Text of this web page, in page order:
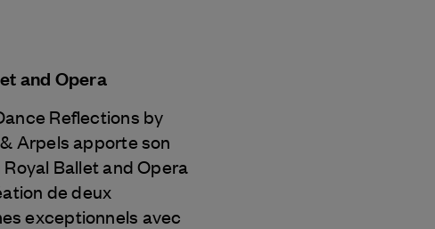
and Opera
Reflections by
Arpels apporte son
Ballet and Opera
de deux
exceptionnels avec